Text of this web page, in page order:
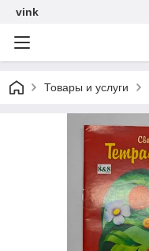
vink
Товары и услуги